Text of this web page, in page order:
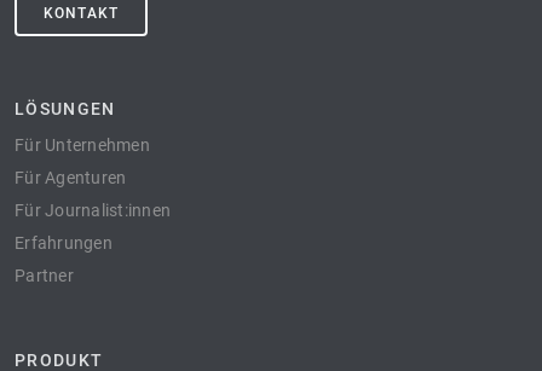
KONTAKT
LÖSUNGEN
Für Unternehmen
Für Agenturen
Für Journalist:innen
Erfahrungen
Partner
PRODUKT